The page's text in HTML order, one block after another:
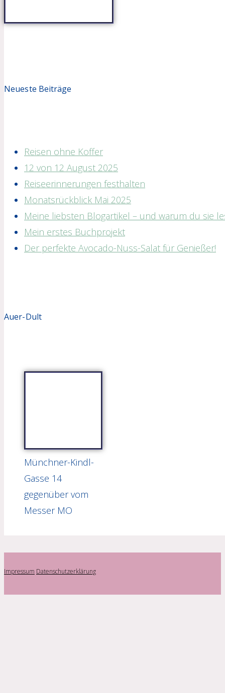
Neueste Beiträge
Reisen ohne Koffer
12 von 12 August 2025
Reiseerinnerungen festhalten
Monatsrückblick Mai 2025
Meine liebsten Blogartikel – und warum du sie
Mein erstes Buchprojekt
Der perfekte Avocado-Nuss-Salat für Genießer!
Auer-Dult
Münchner-Kindl-
Gasse 14
gegenüber vom
Messer MO
Impressum Datenschutzerklärung